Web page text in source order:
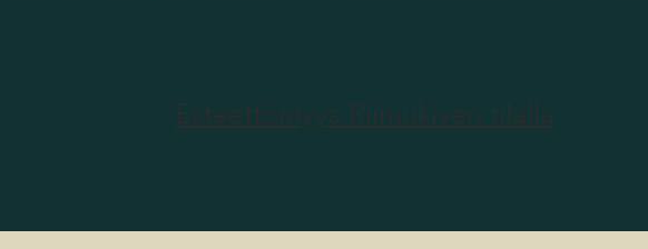
Esteettömyys Riimukiven tilalla